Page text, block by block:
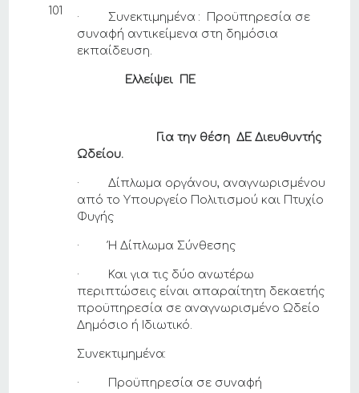
101
· Συνεκτιμημένα : Προϋπηρεσία σε
συναφή αντικείμενα στη δημόσια
εκπαίδευση.
Ελλείψει ΠΕ
Για την θέση ΔΕ Διευθυντής
Ωδείου.
· Δίπλωμα οργάνου, αναγνωρισμένου
από το Υπουργείο Πολιτισμού και Πτυχίο
Φυγής
· Ή Δίπλωμα Σύνθεσης
· Και για τις δύο ανωτέρω
περιπτώσεις είναι απαραίτητη δεκαετής
προϋπηρεσία σε αναγνωρισμένο Ωδείο
Δημόσιο ή Ιδιωτικό.
Συνεκτιμημένα:
· Προϋπηρεσία σε συναφή